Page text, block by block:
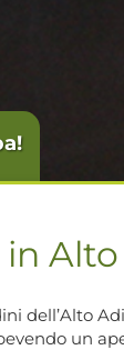
in
dell’Alto
un